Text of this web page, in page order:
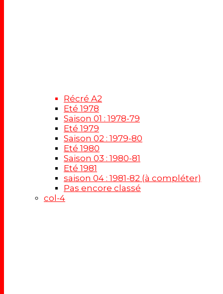
Récré A2
Eté 1978
Saison 01 : 1978-79
Eté 1979
Saison 02 : 1979-80
Eté 1980
Saison 03 : 1980-81
Eté 1981
saison 04 : 1981-82 (à compléter)
Pas encore classé
col-4